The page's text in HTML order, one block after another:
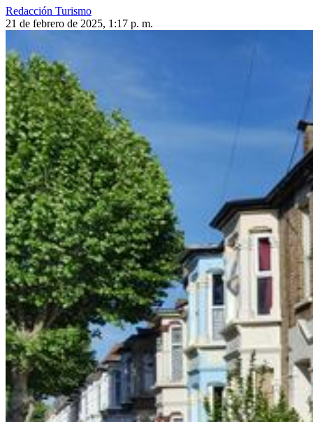
Redacción Turismo
21 de febrero de 2025, 1:17 p. m.